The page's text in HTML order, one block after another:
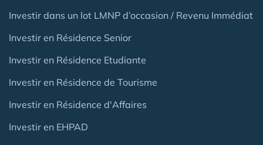
Investir dans un lot LMNP d’occasion / Revenu Immédiat
Investir en Résidence Senior
Investir en Résidence Etudiante
Investir en Résidence de Tourisme
Investir en Résidence d'Affaires
Investir en EHPAD